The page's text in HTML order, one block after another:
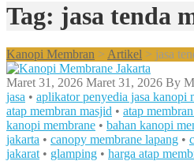
Tag: jasa tenda
Kanopi Membran > Artikel > jasa
Maret 31, 2026 Maret 31, 2026 By
jasa • aplikator penyedia jasa kanopi
atap membran masjid • atap
kanopi membrane • bahan kanopi
jakarta • canopy membrane lapang •
jakarat • glamping • harga atap